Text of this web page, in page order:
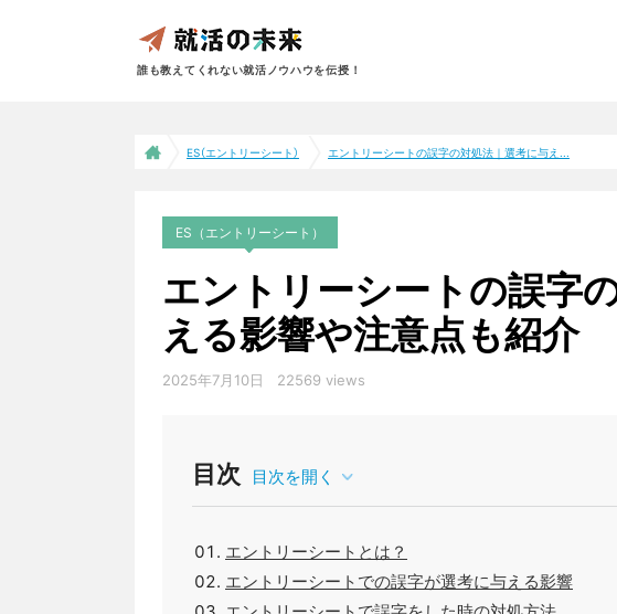
誰も教えてくれない就活ノウハウを伝授！
ES（エントリーシート） エントリーシートの誤字の対処法｜選考に与え...
ES（エントリーシート）
エントリーシートの誤字
える影響や注意点も紹介
2025年7月10日 22569 views
目次 目次を開く
エントリーシートとは？
エントリーシートでの誤字が選考に与える影響